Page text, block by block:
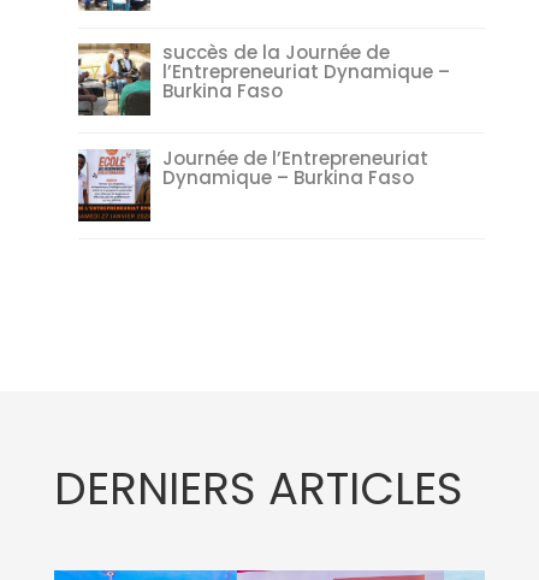
succès de la Journée de
l’Entrepreneuriat Dynamique –
Burkina Faso
Journée de l’Entrepreneuriat
Dynamique – Burkina Faso
DERNIERS ARTICLES